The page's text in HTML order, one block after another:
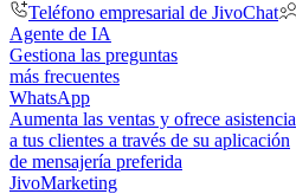
Teléfono empresarial de JivoChat
Agente de IA
Gestiona las preguntas
más frecuentes
WhatsApp
Aumenta las ventas y ofrece asistencia
a tus clientes a través de su aplicación
de mensajería preferida
JivoMarketing